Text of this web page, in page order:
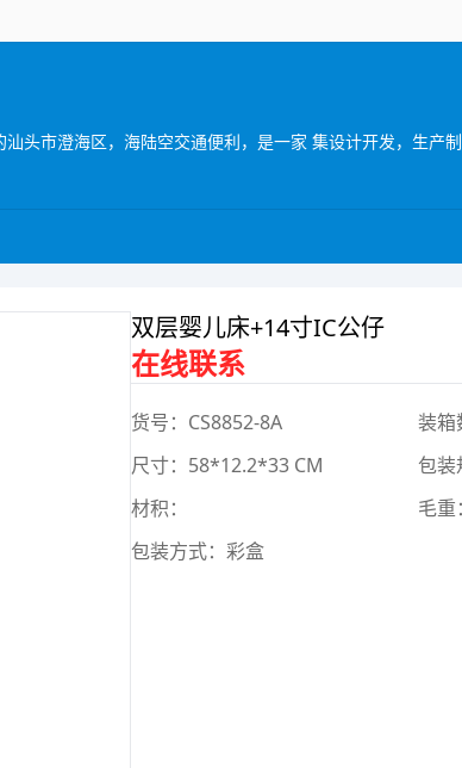
双层婴儿床+14寸IC公仔
在线联系
货号：CS8852-8A 装箱
尺寸：58*12.2*33 CM
包装
材积：
毛重
包装方式：彩盒